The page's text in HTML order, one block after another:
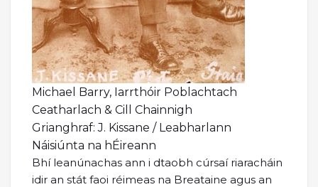
Michael Barry, Iarrthóir Poblachtach
Ceatharlach & Cill Chainnigh
Grianghraf: J. Kissane / Leabharlann
Náisiúnta na hÉireann
Bhí leanúnachas ann i dtaobh cúrsaí riaracháin
idir an stát faoi réimeas na Breataine agus an